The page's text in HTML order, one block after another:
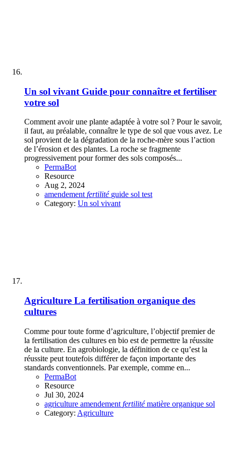
Un sol vivant Guide pour connaître et fertiliser
votre sol
Comment avoir une plante adaptée à votre sol ? Pour le savoir,
il faut, au préalable, connaître le type de sol que vous avez. Le
sol provient de la dégradation de la roche-mère sous l’action
de l’érosion et des plantes. La roche se fragmente
progressivement pour former des sols composés...
PermaBot
Resource
Aug 2, 2024
amendement fertilité guide sol test
Category: Un sol vivant
Agriculture La fertilisation organique des
cultures
Comme pour toute forme d’agriculture, l’objectif premier de
la fertilisation des cultures en bio est de permettre la réussite
de la culture. En agrobiologie, la définition de ce qu’est la
réussite peut toutefois différer de façon importante des
standards conventionnels. Par exemple, comme en...
PermaBot
Resource
Jul 30, 2024
agriculture amendement fertilité matière organique sol
Category: Agriculture